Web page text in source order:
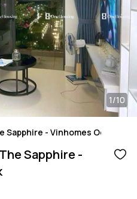
Sapphire - Vinhomes Ocean
1/10
Sapphire -